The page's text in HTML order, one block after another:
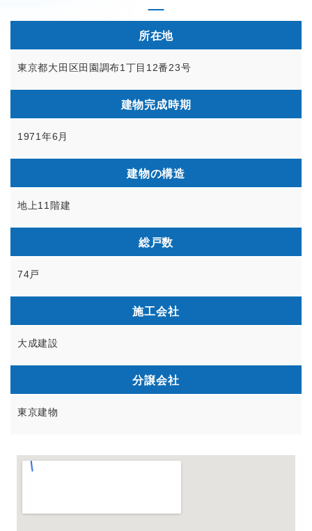
所在地
東京都大田区田園調布1丁目12番23号
建物完成時期
1971年6月
建物の構造
地上11階建
総戸数
74戸
施工会社
大成建設
分譲会社
東京建物